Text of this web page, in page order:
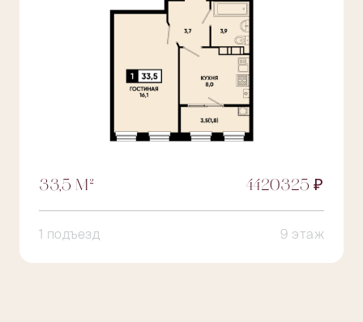
33,5 М² 4420325 ₽
1 подъезд 9 этаж